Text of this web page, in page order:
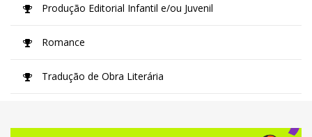
Produção Editorial Infantil e/ou Juvenil
Romance
Tradução de Obra Literária